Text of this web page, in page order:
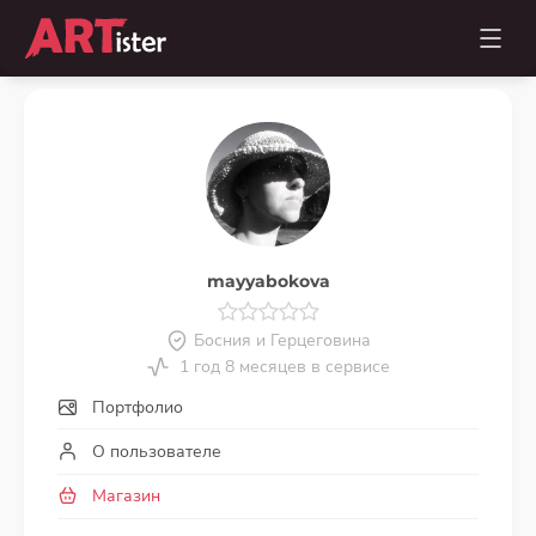
mayyabokova
Босния и Герцеговина
1 год 8 месяцев в сервисе
Портфолио
О пользователе
Магазин